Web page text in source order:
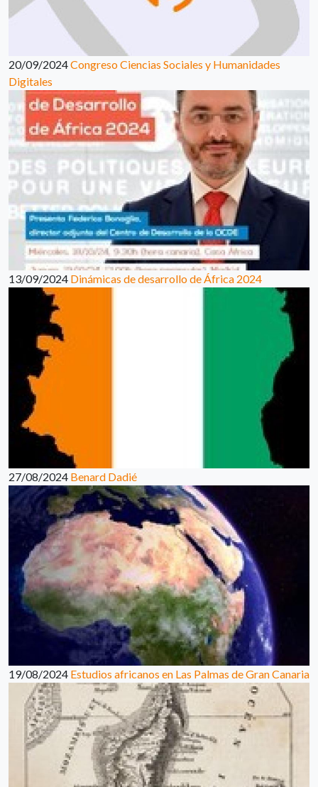
20/09/2024Congreso Ciencias Sociales y Humanidades
Digitales
13/09/2024 Dinámicas de desarrollo de África 2024
27/08/2024 Benard Dadié
19/08/2024 Estudios africanos en Las Palmas de Gran Canaria